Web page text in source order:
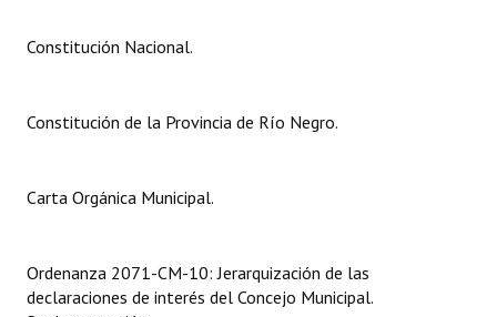
Digesto
DOCUMENTOS
Proyectos Presentados
Constitución Nacional.
Constitución de la Provincia de Río Negro.
Carta Orgánica Municipal.
Ordenanza 2071-CM-10: Jerarquización de las
declaraciones de interés del Concejo Municipal.